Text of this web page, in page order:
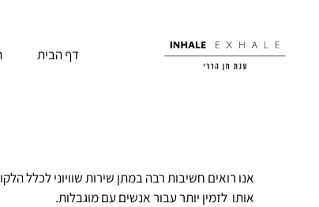
דף הבית
אנו רואים חשיבות רבה במתן שירות שוויוני לכלל
אותו לזמין יותר עבור אנשים עם מוגבלות.